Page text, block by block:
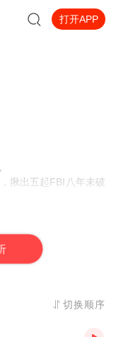
打开APP
揪出五起FBI八年未破
切换顺序